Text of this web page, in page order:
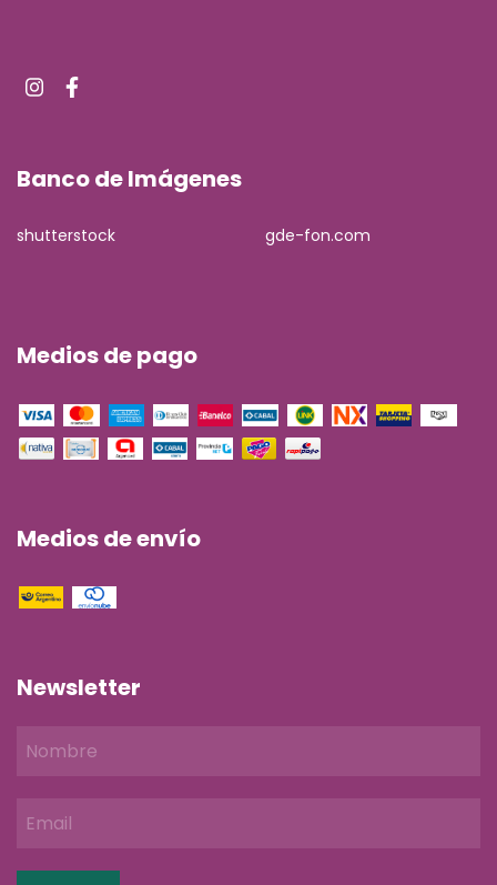
Banco de Imágenes
shutterstock gde-fon.com
Medios de pago
Medios de envío
Newsletter